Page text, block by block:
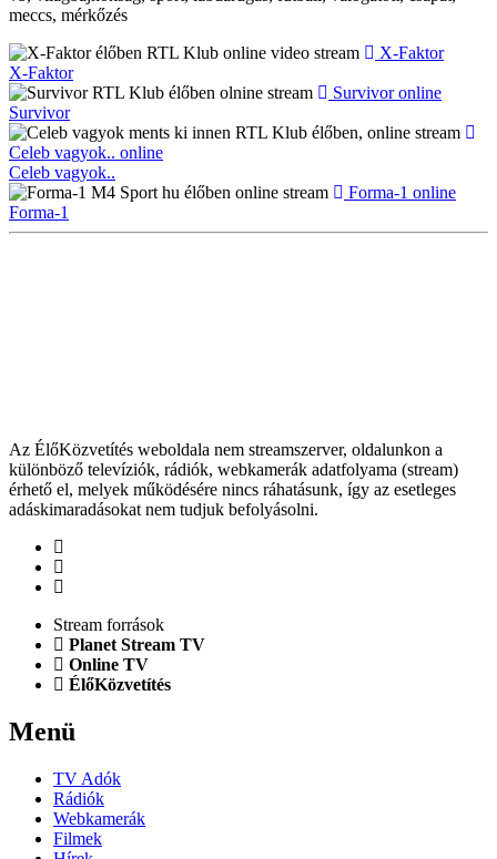
meccs, mérkőzés
X-Faktor
X-Faktor
Survivor online
Survivor
Celeb vagyok.. online
Celeb vagyok..
Forma-1 online
Forma-1
Az ÉlőKözvetítés weboldala nem streamszerver, oldalunkon a
különböző televíziók, rádiók, webkamerák adatfolyama (stream)
érhető el, melyek működésére nincs ráhatásunk, így az esetleges
adáskimaradásokat nem tudjuk befolyásolni.
Stream források
Planet Stream TV
Online TV
ÉlőKözvetítés
Menü
TV Adók
Rádiók
Webkamerák
Filmek